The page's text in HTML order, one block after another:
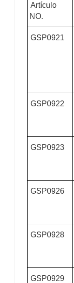
Artículo
NO.
GSP0921
GSP0922
GSP0923
GSP0926
GSP0928
GSP0929